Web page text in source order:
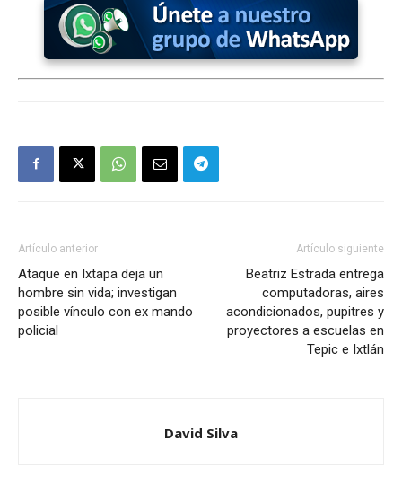
Artículo anterior
Ataque en Ixtapa deja un
hombre sin vida; investigan
posible vínculo con ex mando
policial
Artículo siguiente
Beatriz Estrada entrega
computadoras, aires
acondicionados, pupitres y
proyectores a escuelas en
Tepic e Ixtlán
David Silva